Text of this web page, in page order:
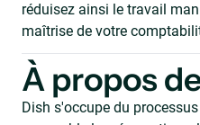
réduisez ainsi le travail
maîtrise de votre
À propos
Dish s'occupe du